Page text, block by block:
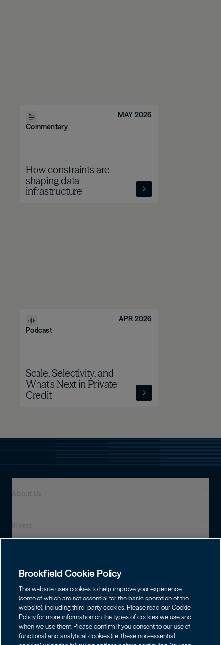
Commentary
MAY 2026
How constraints are
shaping data
infrastructure
Podcast
APR 2026
Scale, Selectivity, and
What's Next in Private
Credit
Asset Management
Wealth Solutions
Financial Advisors
Individuals
Infrastructure
Energy
Private Equity
Shareholders
Brookfield Corporation
BN BNT
Brookfield Asset Management
Contact Choose Language
English
Brookfield Cookie Policy
This website uses cookies to help improve your experience
(some of which are not essential for the basic operation of the
website), including third-party cookies. Please read our Cookie
Policy for more information on the types of cookies we use and
when we use them. Please confirm if you consent to our use of
functional and analytical cookies (i.e. these non-essential